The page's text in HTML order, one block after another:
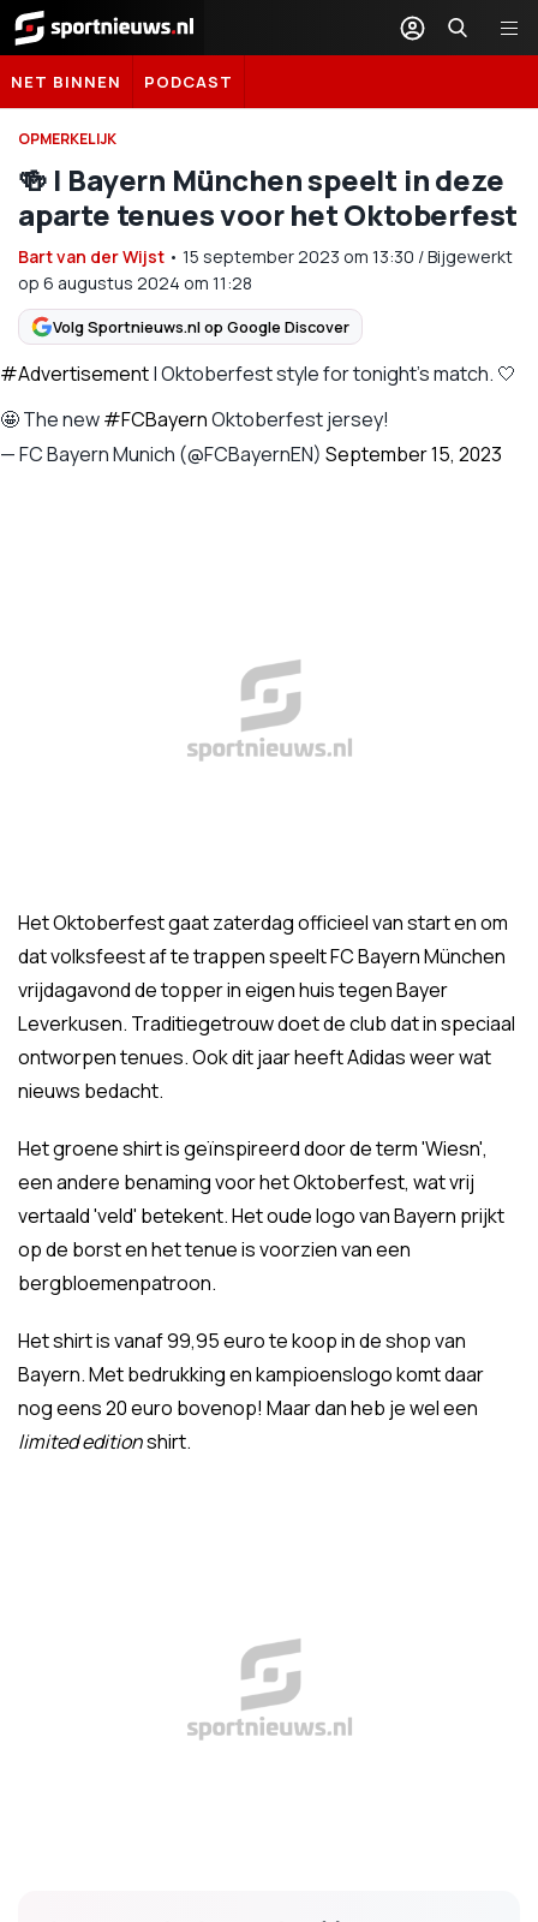
Sportnieuws.nl
NET BINNEN PODCAST
OPMERKELIJK
🍻 | Bayern München speelt in deze
aparte tenues voor het Oktoberfest
Bart van der Wijst • 15 september 2023 om 13:30 /Bijgewerkt
op 6 augustus 2024 om 11:28
Volg Sportnieuws.nl op Google Discover
#Advertisement| Oktoberfest style for tonight's match. 🤍
🤩 The new#FCBayernOktoberfest jersey!
— FC Bayern Munich (@FCBayernEN) September 15, 2023
Het Oktoberfest gaat zaterdag officieel van start en om
dat volksfeest af te trappen speelt FC Bayern München
vrijdagavond de topper in eigen huis tegen Bayer
Leverkusen. Traditiegetrouw doet de club dat in speciaal
ontworpen tenues. Ook dit jaar heeft Adidas weer wat
nieuws bedacht.
Het groene shirt is geïnspireerd door de term 'Wiesn',
een andere benaming voor het Oktoberfest, wat vrij
vertaald 'veld' betekent. Het oude logo van Bayern prijkt
op de borst en het tenue is voorzien van een
bergbloemenpatroon.
Het shirt is vanaf 99,95 euro te koop in de shop van
Bayern. Met bedrukking en kampioenslogo komt daar
nog eens 20 euro bovenop! Maar dan heb je wel een
limited editionshirt.